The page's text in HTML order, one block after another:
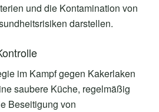
und die Kontamination von
darstellen.
im Kampf gegen Kakerlaken
saubere Küche, regelmäßig
Beseitigung von